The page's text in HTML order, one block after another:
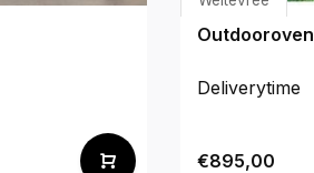
Outdooroven
Deliverytime
€895,00